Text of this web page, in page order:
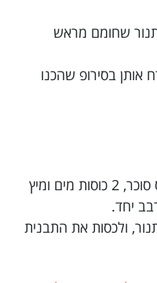
שחומם מראש
בסירופ שהכנו
• ניקח סיר קטן, ונשים בתוכו כוס סוכר, 2 כוסות מים ומיץ
יחד.
ולכסות את התבנית